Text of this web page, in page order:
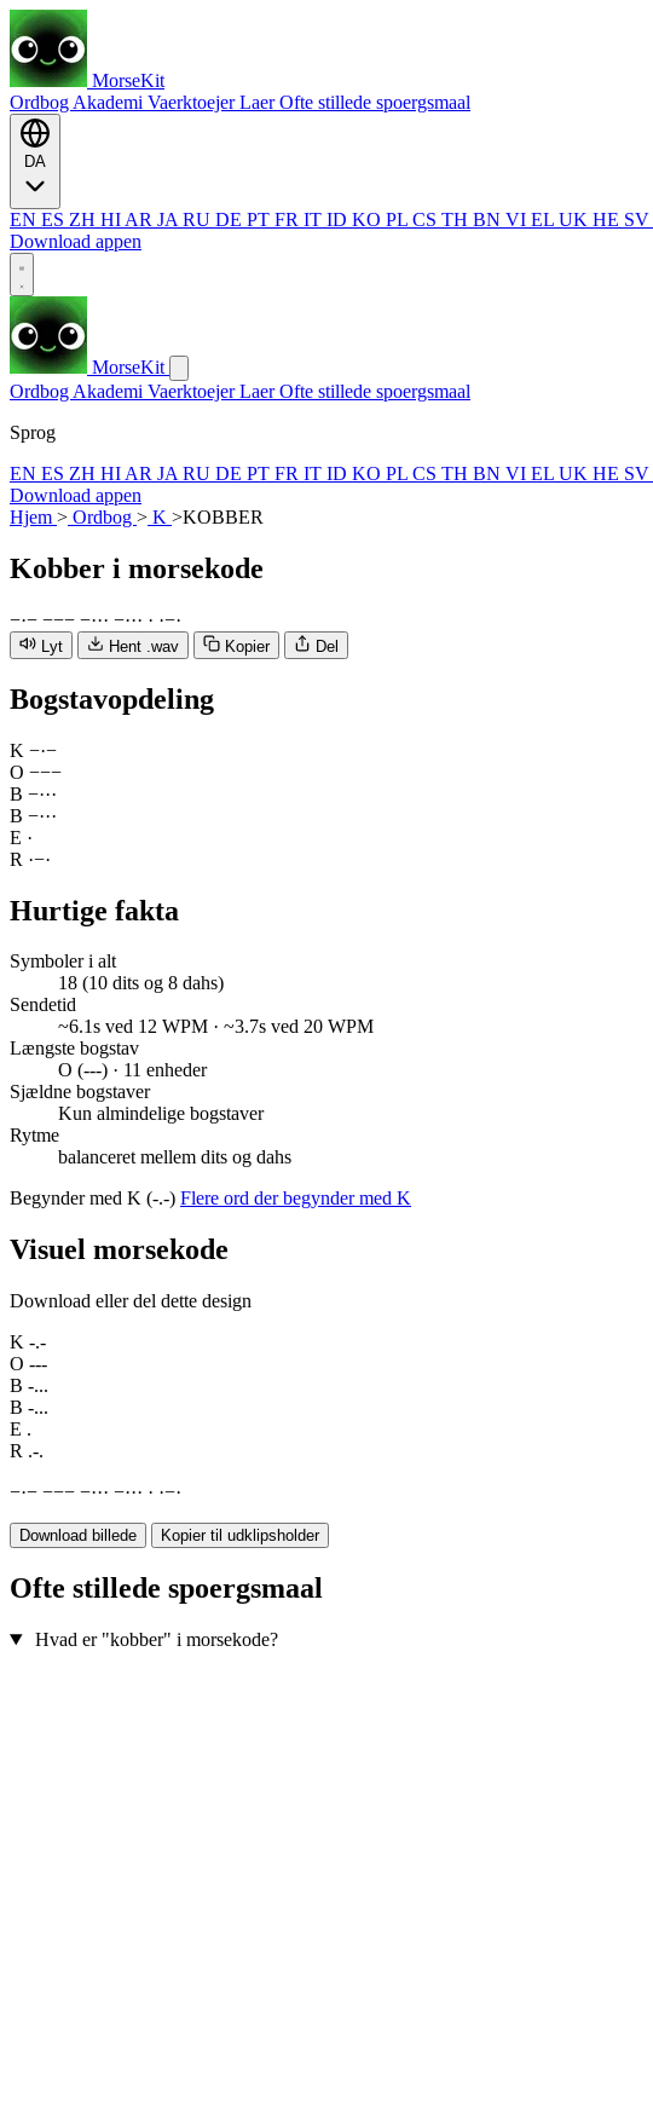
MorseKit
Ordbog Akademi VaerktoejerLaerOfte stillede spoergsmaal
EN ES ZH HI AR JA RU DE PT FR IT ID KO PL CS TH BN VI EL UK HE SV
Download appen
MorseKit
Ordbog Akademi VaerktoejerLaerOfte stillede spoergsmaal
Sprog
EN ES ZH HI AR JA RU DE PT FR IT ID KO PL CS TH BN VI EL UK HE SV
Download appen
Hjem > Ordbog > K >KOBBER
Kobber i morsekode
−·− −−− −··· −··· · ·−·
Lyt Hent .wav Kopier Del
Bogstavopdeling
K −·−
O −−−
B −···
B −···
E ·
R ·−·
Hurtige fakta
Symboler i alt
18 (10 dits og 8 dahs)
Sendetid
~6.1s ved 12 WPM · ~3.7s ved 20 WPM
Længste bogstav
O (---) · 11 enheder
Sjældne bogstaver
Kun almindelige bogstaver
Rytme
balanceret mellem dits og dahs
Begynder med K (-.-) Flere ord der begynder med K
Visuel morsekode
Download eller del dette design
K -.-
O ---
B -...
B -...
E .
R .-.
−·− −−− −··· −··· · ·−·
Download billede Kopier til udklipsholder
Ofte stillede spoergsmaal
Hvad er "kobber" i morsekode?